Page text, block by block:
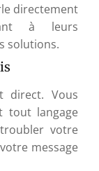
directement
à leurs
solutions.
direct. Vous
tout langage
votre
message